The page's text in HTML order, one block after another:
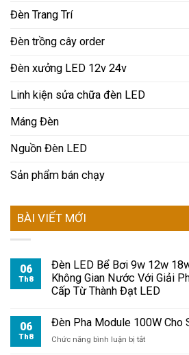
Đèn Trang Trí
Đèn trồng cây order
Đèn xưởng LED 12v 24v
Linh kiện sửa chữa đèn LED
Máng Đèn
Nguồn Đèn LED
Sản phẩm bán chạy
BÀI VIẾT MỚI
06
Th8
Đèn LED Bể Bơi 9w 12w
Không Gian Nước Với Giải
Cấp Từ Thành Đạt LED
06
Th8
Đèn Pha Module 100W Cho
Chức năng bình luận bị tắtở